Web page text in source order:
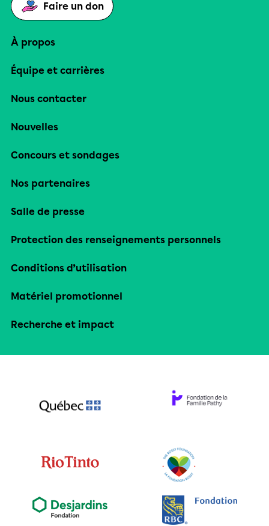
Faire un don
À propos
Équipe et carrières
Nous contacter
Nouvelles
Concours et sondages
Nos partenaires
Salle de presse
Protection des renseignements personnels
Conditions d’utilisation
Matériel promotionnel
Recherche et impact